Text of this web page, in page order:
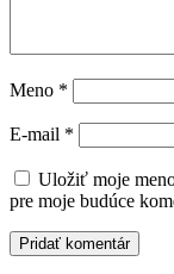
Meno *
E-mail *
Uložiť moje
pre moje budúce